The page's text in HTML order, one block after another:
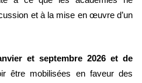
et à la mise en œuvre d’un
et septembre 2026 et de
être mobilisées en faveur des